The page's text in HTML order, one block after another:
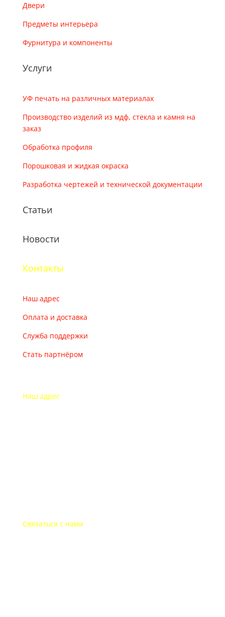
Двери
Предметы интерьера
Фурнитура и компоненты
Услуги
УФ печать на различных материалах
Производство изделий из мдф, стекла и камня на
заказ
Обработка профиля
Порошковая и жидкая окраска
Разработка чертежей и технической документации
Статьи
Новости
Контакты
Наш адрес
Оплата и доставка
Служба поддержки
Стать партнёром
Наш адрес
Связаться с нами